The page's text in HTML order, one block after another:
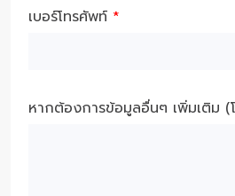
เบอร์โทรศัพท์ *
หากต้องการข้อมูลอื่นๆ เพิ่มเติม (